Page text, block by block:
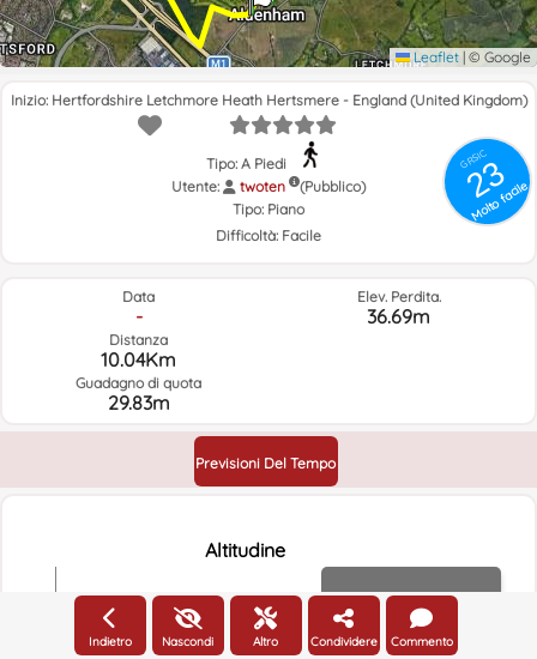
Leaflet | © Google
GRSIC
23
Molto facile
Inizio: Hertfordshire Letchmore Heath Hertsmere - England (United Kingdom)
Tipo: A Piedi
Utente:
twoten
(Pubblico)
Tipo: Piano
Difficoltà: Facile
Data
-
Distanza
10.04Km
Guadagno di quota
29.83m
Elev. Perdita.
36.69m
Previsioni Del Tempo
Altitudine
Altitudine
Indietro Nascondi Altro Condividere Commento